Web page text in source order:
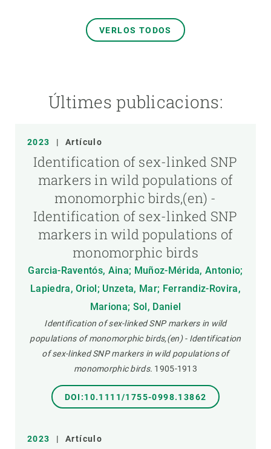
VERLOS TODOS
Últimes publicacions:
2023 | Artículo
Identification of sex-linked SNP
markers in wild populations of
monomorphic birds,(en) -
Identification of sex-linked SNP
markers in wild populations of
monomorphic birds
Garcia-Raventós, Aina; Muñoz-Mérida, Antonio;
Lapiedra, Oriol; Unzeta, Mar; Ferrandiz-Rovira,
Mariona; Sol, Daniel
Identification of sex-linked SNP markers in wild
populations of monomorphic birds,(en) - Identification
of sex-linked SNP markers in wild populations of
monomorphic birds. 1905-1913
DOI:10.1111/1755-0998.13862
2023 | Artículo